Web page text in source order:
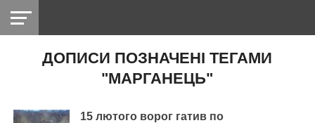
НІКОПОЛЬ
РАДІО
ДОПИСИ ПОЗНАЧЕНІ ТЕГАМИ
"МАРГАНЕЦЬ"
15 лютого ворог гатив по